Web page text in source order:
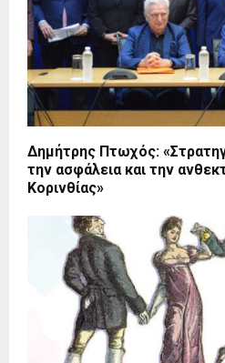
Δημήτρης Πτωχός:
την ασφάλεια και την
Κορινθίας»